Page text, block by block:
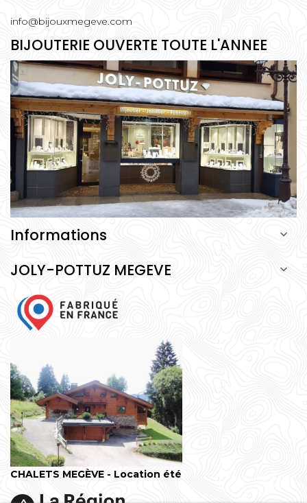
info@bijouxmegeve.com
BIJOUTERIE OUVERTE TOUTE L'ANNEE
Informations 
JOLY-POTTUZ MEGEVE 
CHALETS MEGÈVE - Location été